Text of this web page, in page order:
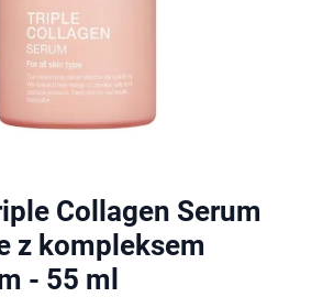
Collagen Serum
z kompleksem
- 55 ml